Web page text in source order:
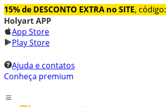
15% de DESCONTO EXTRA no SITE, código:
Holyart APP
App Store
Play Store
Ajuda e contatos
Conheça premium